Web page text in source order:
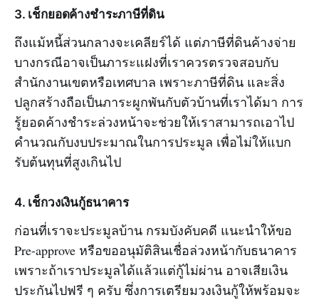
3. เช็กยอดค้างชำระภาษีที่ดิน
ถึงแม้หนี้ส่วนกลางจะเคลียร์ได้ แต่ภาษีที่ดินค้างจ่าย
บางกรณีอาจเป็นภาระแฝงที่เราควรตรวจสอบกับ
สำนักงานเขตหรือเทศบาล เพราะภาษีที่ดิน และสิ่ง
ปลูกสร้างถือเป็นภาระผูกพันกับตัวบ้านที่เราได้มา การ
รู้ยอดค้างชำระล่วงหน้าจะช่วยให้เราสามารถเอาไป
คำนวณกับงบประมาณในการประมูล เพื่อไม่ให้แบก
รับต้นทุนที่สูงเกินไป
4. เช็กวงเงินกู้ธนาคาร
ก่อนที่เราจะประมูลบ้าน กรมบังคับคดี แนะนำให้ขอ
Pre-approve หรือขออนุมัติสินเชื่อล่วงหน้ากับธนาคาร
เพราะถ้าเราประมูลได้แล้วแต่กู้ไม่ผ่าน อาจเสียเงิน
ประกันไปฟรี ๆ ครับ ซึ่งการเตรียมวงเงินกู้ให้พร้อมจะ